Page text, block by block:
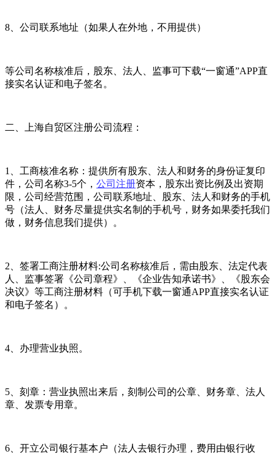
8、公司联系地址（如果人在外地，不用提供）
等公司名称核准后，股东、法人、监事可下载“一窗通”APP直
接实名认证和电子签名。
二、上海自贸区注册公司流程：
1、工商核准名称：提供所有股东、法人和财务的身份证复印
件，公司名称3-5个， 公司注册资本，股东出资比例及出资期
限，公司经营范围，公司联系地址、股东、法人和财务的手机
号（法人、财务尽量提供实名制的手机号，财务如果委托我们
做，财务信息我们提供）。
2、签署工商注册材料:公司名称核准后，需由股东、法定代表
人、监事签署《公司章程》、《企业告知承诺书》、《股东会
决议》等工商注册材料（可手机下载一窗通APP直接实名认证
和电子签名）。
4、办理营业执照。
5、刻章：营业执照出来后，刻制公司的公章、财务章、法人
章、发票专用章。
6、开立公司银行基本户（法人去银行办理，费用由银行收